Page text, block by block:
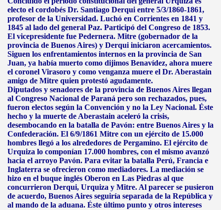
electo el cordobés Dr. Santiago Derqui entre 5/3/1860-1861,
profesor de la Universidad. Luchó en Corrientes en 1841 y
1845 al lado del general Paz. Participó del Congreso de 1853.
El vicepresidente fue Pedernera. Mitre (gobernador de la
provincia de Buenos Aires) y Derqui iniciaron acercamientos.
Siguen los enfrentamientos internos en la provincia de San
Juan, ya había muerto como dijimos Benavídez, ahora muere
el coronel Virasoro y como venganza muere el Dr. Aberastain
amigo de Mitre quien protestó agudamente.
Diputados y senadores de la provincia de Buenos Aires llegan
al Congreso Nacional de Paraná pero son rechazados, pues,
fueron electos según la Convención y no la Ley Nacional. Éste
hecho y la muerte de Aberastain aceleró la crisis,
desembocando en la batalla de Pavón: entre Buenos Aires y la
Confederación. El 6/9/1861 Mitre con un ejército de 15.000
hombres llegó a los alrededores de Pergamino. El ejército de
Urquiza lo componían 17.000 hombres, con el mismo avanzó
hacia el arroyo Pavón. Para evitar la batalla Perú, Francia e
Inglaterra se ofrecieron como mediadores. La mediación se
hizo en el buque inglés Oberon en Las Piedras al que
concurrieron Derqui, Urquiza y Mitre. Al parecer se pusieron
de acuerdo, Buenos Aires seguiría separada de la República y
al mando de la aduana. Éste último punto y otros intereses